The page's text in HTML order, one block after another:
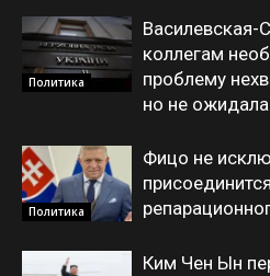
Политика
Василевская-
коллегам
проблему
но не
Политика
Фицо не
Ким Чен Ын